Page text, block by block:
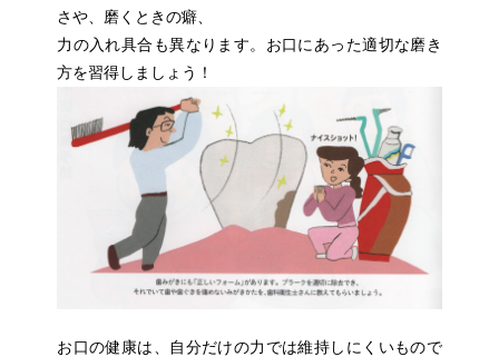
さや、磨くときの癖、
力の入れ具合も異なります。お口にあった適切な磨き
方を習得しましょう！
お口の健康は、自分だけの力では維持しにくいもので